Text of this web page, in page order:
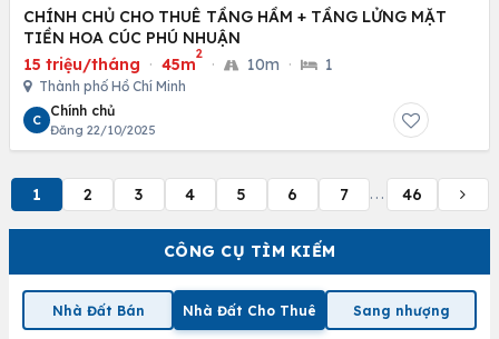
CÔNG CỤ TÌM KIẾM
Nhà Đất Bán Nhà Đất Cho Thuê Sang nhượng
CHÍNH CHỦ CHO THUÊ TẦNG HẦM + TẦNG LỬNG MẶT
TIỀN HOA CÚC PHÚ NHUẬN
15 triệu/tháng · 45m
2
· 10m · 1
Thành phố Hồ Chí Minh
C
Chính chủ
Đăng 22/10/2025
1 2 3 4 5 6 7 ... 46